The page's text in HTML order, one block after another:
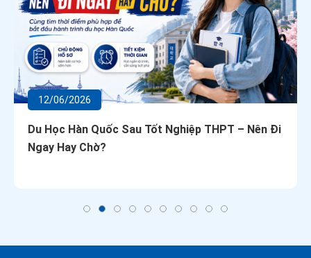
12/06/2026
Du Học Hàn Quốc Sau Tốt Nghiệp THPT – Nên Đi
Ngay Hay Chờ?